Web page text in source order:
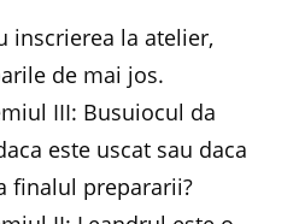
inscrierea la atelier,
de mai jos.
III: Busuiocul da
este uscat sau daca
finalul prepararii?